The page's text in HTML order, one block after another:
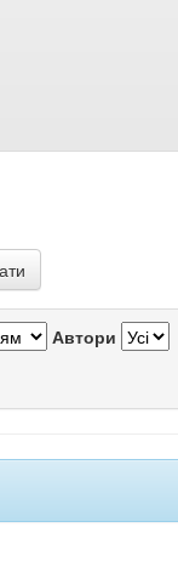
Автори